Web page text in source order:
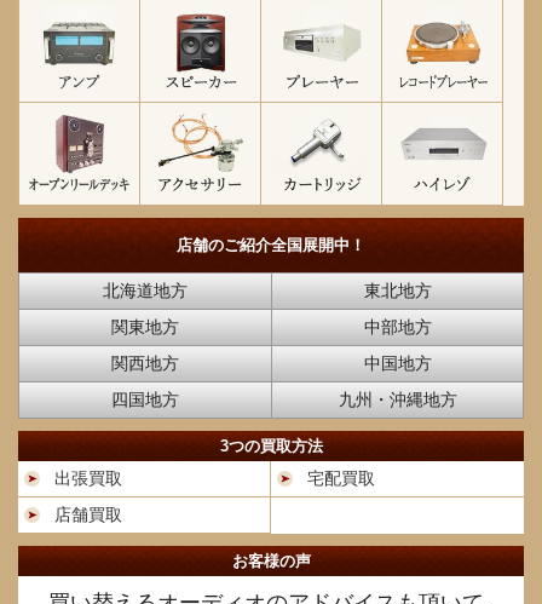
店舗のご紹介全国展開中！
北海道地方
東北地方
関東地方
中部地方
関西地方
中国地方
四国地方
九州・沖縄地方
3つの買取方法
出張買取
宅配買取
店舗買取
お客様の声